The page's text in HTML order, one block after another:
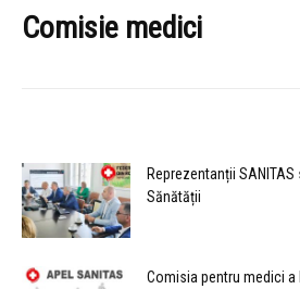
Comisie medici
Reprezentanții
Sănătății
Comisia pentru medici a